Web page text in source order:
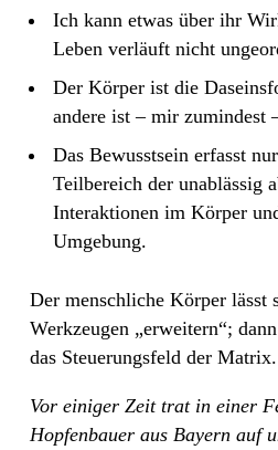
Ich kann etwas über ihr
Leben verläuft nicht
Der Körper ist die
andere ist – mir zumindest
Das Bewusstsein erfasst
Teilbereich der unablässig
Interaktionen im Körper
Umgebung.
Der menschliche Körper lässt
Werkzeugen „erweitern“;
das Steuerungsfeld der Matrix.
Vor einiger Zeit trat in einer
Hopfenbauer aus Bayern auf